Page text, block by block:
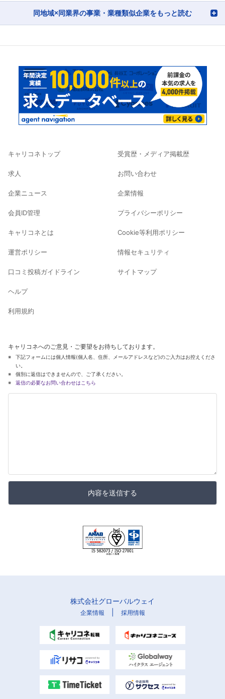
同地域×同業界の事業・業種類似企業をもっと読む
キャリコネトップ
求人
企業ニュース
会員ID管理
キャリコネとは
運営ポリシー
口コミ投稿ガイドライン
ヘルプ
利用規約
受賞歴・メディア掲載歴
お問い合わせ
企業情報
プライバシーポリシー
Cookie等利用ポリシー
情報セキュリティ
サイトマップ
キャリコネへのご意見・ご要望をお待ちしております。
下記フォームには個人情報(個人名、住所、メールアドレスなど)のご入力はお控えくださ
い。
個別に返信はできませんので、ご了承ください。
返信の必要なお問い合わせはこちら
内容を送信する
株式会社グローバルウェイ
企業情報 採用情報